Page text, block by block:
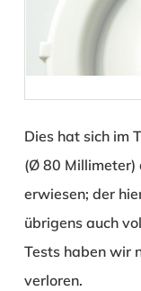
Dies hat sich im
(Ø 80 Millimeter)
erwiesen; der
übrigens auch
Tests haben wir
verloren.